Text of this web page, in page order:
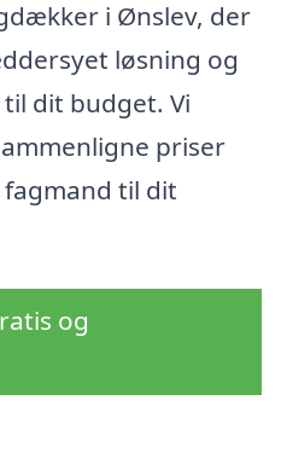
i Ønslev, der
løsning og
dit budget. Vi
priser
til dit
og